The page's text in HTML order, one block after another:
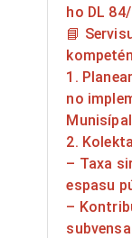
ho DL
📘
1.
no
2.
– Taxa
espasu
–